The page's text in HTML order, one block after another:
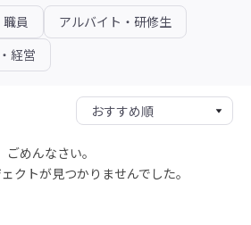
員
アルバイト・研修生
経営
ごめんなさい。
クトが見つかりませんでした。